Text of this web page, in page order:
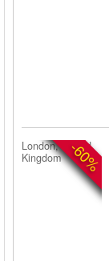
-60%
London, United
Kingdom